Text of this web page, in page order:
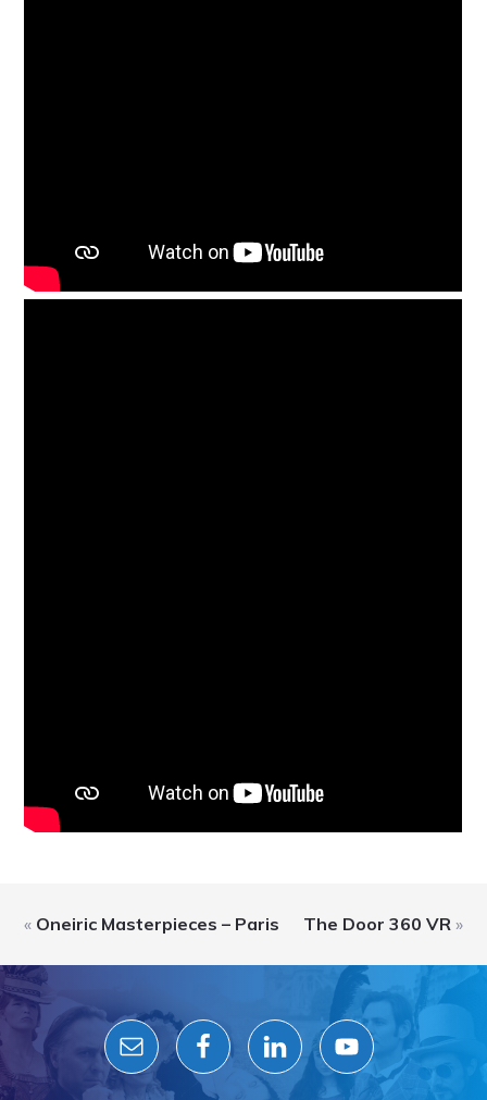
« Oneiric Masterpieces – Paris The Door 360 VR »